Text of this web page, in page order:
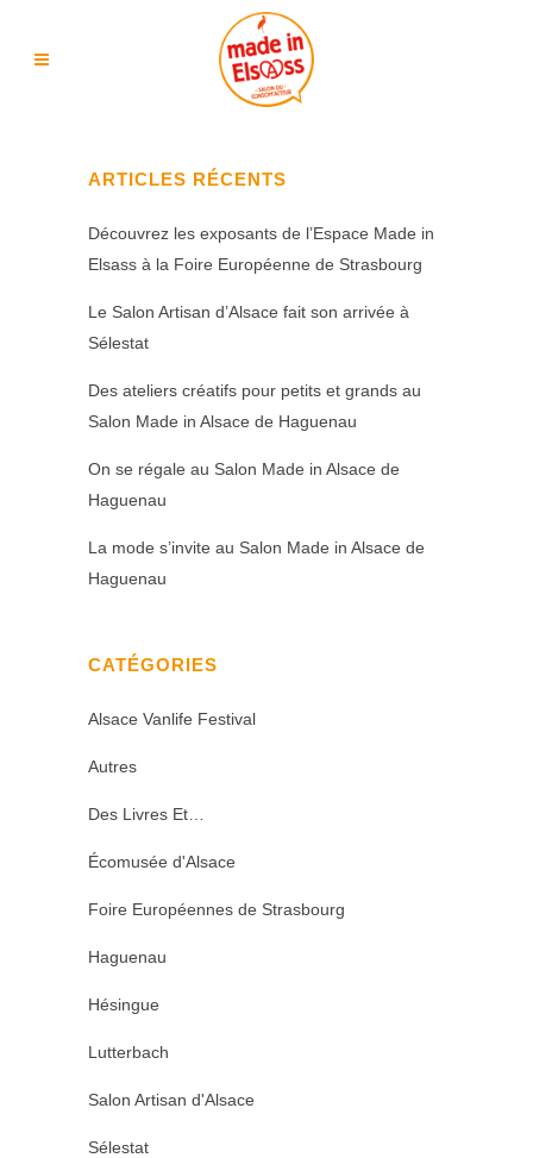
ARTICLES RÉCENTS
Découvrez les exposants de l’Espace Made in
Elsass à la Foire Européenne de Strasbourg
Le Salon Artisan d’Alsace fait son arrivée à
Sélestat
Des ateliers créatifs pour petits et grands au
Salon Made in Alsace de Haguenau
On se régale au Salon Made in Alsace de
Haguenau
La mode s’invite au Salon Made in Alsace de
Haguenau
CATÉGORIES
Alsace Vanlife Festival
Autres
Des Livres Et…
Écomusée d'Alsace
Foire Européennes de Strasbourg
Haguenau
Hésingue
Lutterbach
Salon Artisan d'Alsace
Sélestat